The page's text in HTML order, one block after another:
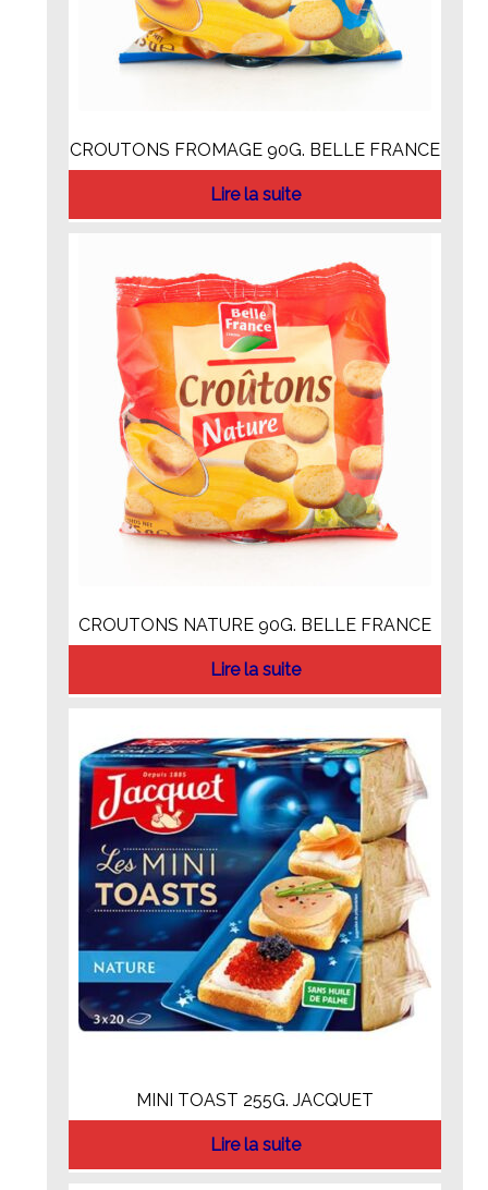
CROUTONS FROMAGE 90G. BELLE FRANCE
Lire la suite
CROUTONS NATURE 90G. BELLE FRANCE
Lire la suite
MINI TOAST 255G. JACQUET
Lire la suite